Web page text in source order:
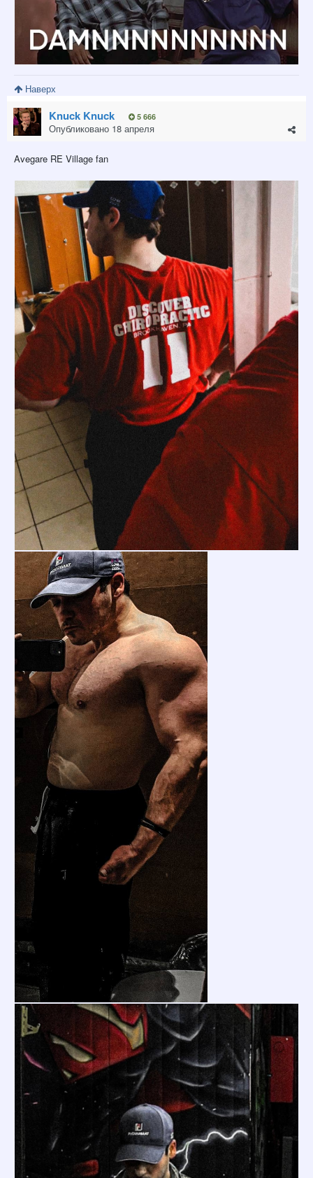
Наверх
Knuck Knuck 5 666
Опубликовано 18 апреля
Avegare RE Village fan